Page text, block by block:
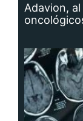
Adavion,